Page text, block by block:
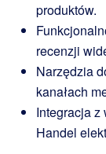
produktów.
recenzji
Narzędzia
kanałach
Integracja z
Handel